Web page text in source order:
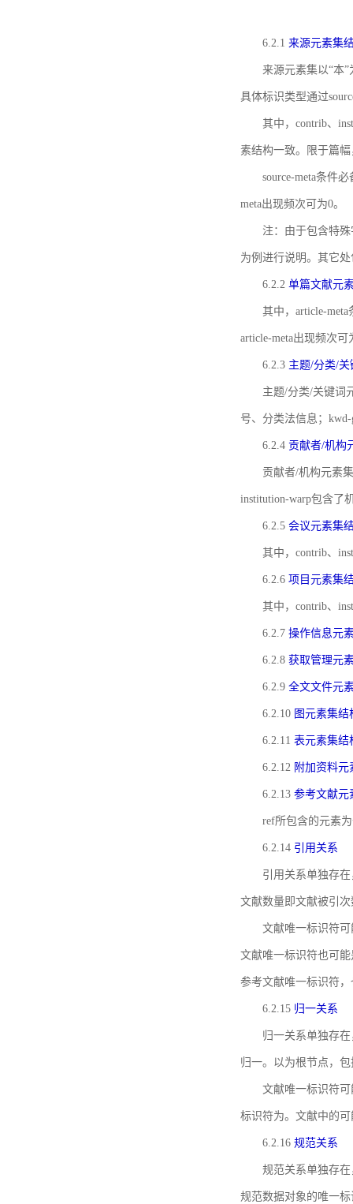
6.2.1 来源元素集
来源元素集以“本
具体标识类型通过
其中，contrib、
素结构一致。限于篇
source-meta条件
meta出现频次可为0。
注：由于包含特殊
为例进行说明。其它
6.2.2 单篇文献元
其中，article-
article-meta出现频次可
6.2.3 主题/分类/
主题/分类/关键词
号、分类法信息；
6.2.4 贡献者/机构
贡献者/机构元素
institution-warp包含了
6.2.5 会议元素集
其中，contrib、
6.2.6 项目元素集
其中，contrib、
6.2.7 操作信息元
6.2.8 获取管理元
6.2.9 全文文件元
6.2.10 图元素集结
6.2.11 表元素集结
6.2.12 附加资料元
6.2.13 参考文献元
ref所包含的元素
6.2.14 引用关系
引用关系单独存
文献数量即文献被引
文献唯一标识符
文献唯一标识符也可
参考文献唯一标识符
6.2.15 归一关系
归一关系单独存
归一。以为根节点，
文献唯一标识符
标识符为。文献中的
6.2.16 规范关系
规范关系单独存
规范数据对象的唯一